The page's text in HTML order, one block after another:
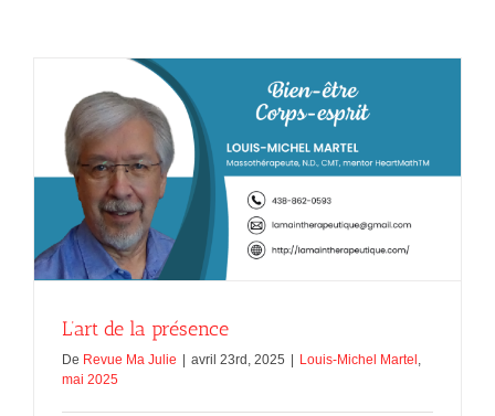
L’art de la présence
De Revue Ma Julie | avril 23rd, 2025 | Louis-Michel Martel,
mai 2025